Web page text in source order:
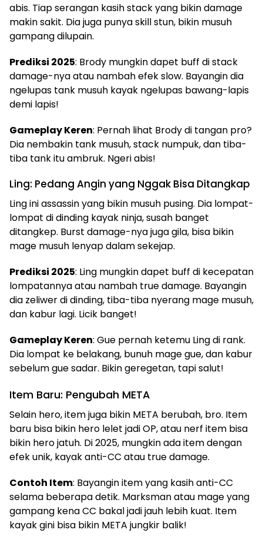
abis. Tiap serangan kasih stack yang bikin damage
makin sakit. Dia juga punya skill stun, bikin musuh
gampang dilupain.
Prediksi 2025: Brody mungkin dapet buff di stack
damage-nya atau nambah efek slow. Bayangin dia
ngelupas tank musuh kayak ngelupas bawang-lapis
demi lapis!
Gameplay Keren: Pernah lihat Brody di tangan pro?
Dia nembakin tank musuh, stack numpuk, dan tiba-
tiba tank itu ambruk. Ngeri abis!
Ling: Pedang Angin yang Nggak Bisa Ditangkap
Ling ini assassin yang bikin musuh pusing. Dia lompat-
lompat di dinding kayak ninja, susah banget
ditangkep. Burst damage-nya juga gila, bisa bikin
mage musuh lenyap dalam sekejap.
Prediksi 2025: Ling mungkin dapet buff di kecepatan
lompatannya atau nambah true damage. Bayangin
dia zeliwer di dinding, tiba-tiba nyerang mage musuh,
dan kabur lagi. Licik banget!
Gameplay Keren: Gue pernah ketemu Ling di rank.
Dia lompat ke belakang, bunuh mage gue, dan kabur
sebelum gue sadar. Bikin geregetan, tapi salut!
Item Baru: Pengubah META
Selain hero, item juga bikin META berubah, bro. Item
baru bisa bikin hero lelet jadi OP, atau nerf item bisa
bikin hero jatuh. Di 2025, mungkin ada item dengan
efek unik, kayak anti-CC atau true damage.
Contoh Item: Bayangin item yang kasih anti-CC
selama beberapa detik. Marksman atau mage yang
gampang kena CC bakal jadi jauh lebih kuat. Item
kayak gini bisa bikin META jungkir balik!